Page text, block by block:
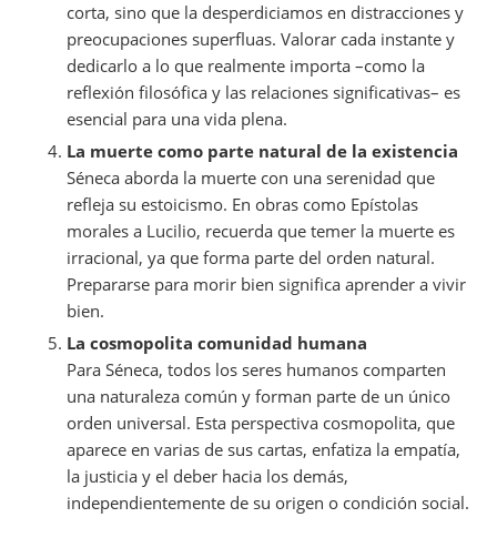
corta, sino que la desperdiciamos en distracciones y
preocupaciones superfluas. Valorar cada instante y
dedicarlo a lo que realmente importa –como la
reflexión filosófica y las relaciones significativas– es
esencial para una vida plena.
La muerte como parte natural de la existencia
Séneca aborda la muerte con una serenidad que
refleja su estoicismo. En obras como Epístolas
morales a Lucilio, recuerda que temer la muerte es
irracional, ya que forma parte del orden natural.
Prepararse para morir bien significa aprender a vivir
bien.
La cosmopolita comunidad humana
Para Séneca, todos los seres humanos comparten
una naturaleza común y forman parte de un único
orden universal. Esta perspectiva cosmopolita, que
aparece en varias de sus cartas, enfatiza la empatía,
la justicia y el deber hacia los demás,
independientemente de su origen o condición social.